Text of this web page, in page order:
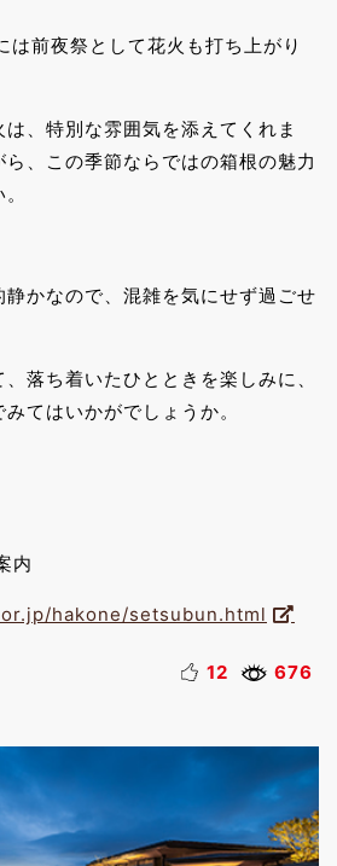
は前夜祭として花火も打ち上がり
、特別な雰囲気を添えてくれま
、この季節ならではの箱根の魅力
かなので、混雑を気にせず過ごせ
落ち着いたひとときを楽しみに、
てはいかがでしょうか。
内
hakone/setsubun.html
12 676